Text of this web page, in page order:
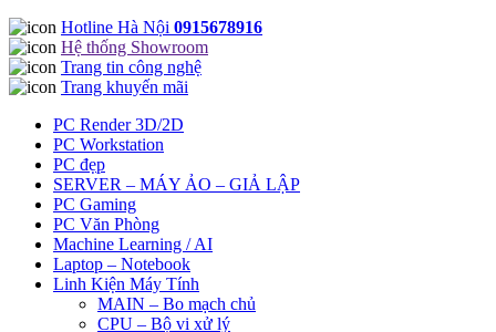
Hotline Hà Nội 0915678916
Hệ thống Showroom
Trang tin công nghệ
Trang khuyến mãi
PC Render 3D/2D
PC Workstation
PC đẹp
SERVER – MÁY ẢO – GIẢ LẬP
PC Gaming
PC Văn Phòng
Machine Learning / AI
Laptop – Notebook
Linh Kiện Máy Tính
MAIN – Bo mạch chủ
CPU – Bộ vi xử lý